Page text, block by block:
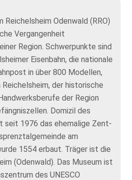
Reichelsheim Odenwald (RRO)
Vergangenheit
Region. Schwerpunkte sind
Eisenbahn, die nationale
in über 800 Modellen,
Reichelsheim, der historische
der Region
Domizil des
seit 1976 das ehemalige Zent-
am
1554 erbaut. Träger ist die
(Odenwald). Das Museum ist
des UNESCO